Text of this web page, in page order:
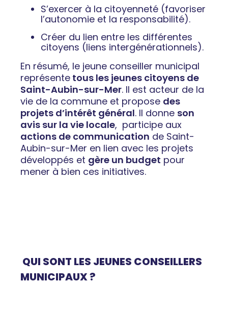
S’exercer à la citoyenneté (favoriser
l’autonomie et la responsabilité).
Créer du lien entre les différentes
citoyens (liens intergénérationnels).
En résumé, le jeune conseiller municipal
représente tous les jeunes citoyens de
Saint-Aubin-sur-Mer. Il est acteur de la
vie de la commune et propose des
projets d’intérêt général. Il donne son
avis sur la vie locale, participe aux
actions de communication de Saint-
Aubin-sur-Mer en lien avec les projets
développés et gère un budget pour
mener à bien ces initiatives.
QUI SONT LES JEUNES CONSEILLERS
MUNICIPAUX ?